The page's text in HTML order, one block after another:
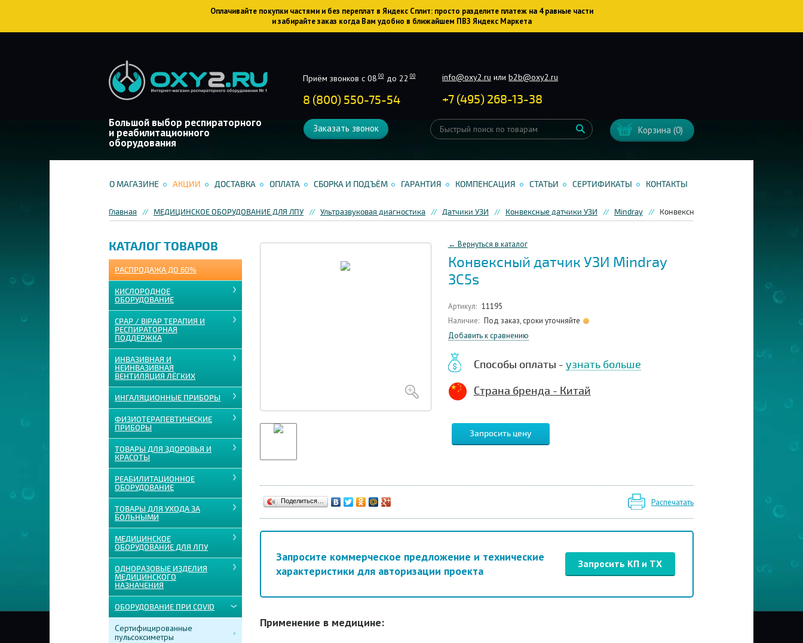
Оплачивайте покупки частями и без переплат в Яндекс Сплит: просто разделите платеж на 4 равные части
и забирайте заказ когда Вам удобно в ближайшем ПВЗ Яндекс Маркета
Большой выбор респираторного
и реабилитационного
оборудования
Приём звонков с 08 00до 22 00
8 (800) 550-75-54
info@oxy2.ru илиb2b@oxy2.ru
+7 (495) 268-13-38
Заказать звонок Корзина(0)
О МАГАЗИНЕ АКЦИИ ДОСТАВКА ОПЛАТА СБОРКА И ПОДЪЁМ ГАРАНТИЯ КОМПЕНСАЦИЯ СТАТЬИ СЕРТИФИКАТЫ КОНТАКТЫ
Главная МЕДИЦИНСКОЕ ОБОРУДОВАНИЕ ДЛЯ ЛПУ Ультразвуковая диагностика Датчики УЗИ Конвексные датчики УЗИ Mindray Конвексный датчик УЗИ Mindray 3C5s
КАТАЛОГ ТОВАРОВ
РАСПРОДАЖА ДО 60%
КИСЛОРОДНОЕ
ОБОРУДОВАНИЕ
CPAP / BIPAP ТЕРАПИЯ И
РЕСПИРАТОРНАЯ
ПОДДЕРЖКА
ИНВАЗИВНАЯ И
НЕИНВАЗИВНАЯ
ВЕНТИЛЯЦИЯ ЛЁГКИХ
ИНГАЛЯЦИОННЫЕ ПРИБОРЫ
ФИЗИОТЕРАПЕВТИЧЕСКИЕ
ПРИБОРЫ
ТОВАРЫ ДЛЯ ЗДОРОВЬЯ И
КРАСОТЫ
РЕАБИЛИТАЦИОННОЕ
ОБОРУДОВАНИЕ
ТОВАРЫ ДЛЯ УХОДА ЗА
БОЛЬНЫМИ
МЕДИЦИНСКОЕ
ОБОРУДОВАНИЕ ДЛЯ ЛПУ
ОДНОРАЗОВЫЕ ИЗДЕЛИЯ
МЕДИЦИНСКОГО
НАЗНАЧЕНИЯ
ОБОРУДОВАНИЕ ПРИ COVID
Сертифицированные
пульсоксиметры
← Вернуться в каталог
Конвексный датчик УЗИ Mindray
3C5s
Артикул: 11195
Наличие: Под заказ, сроки уточняйте
Добавить к сравнению
Способы оплаты - узнать больше
Страна бренда - Китай
Запросить цену
Поделиться… Распечатать
Запросите коммерческое предложение и технические
характеристики для авторизации проекта
Запросить КП и ТХ
Применение в медицине: